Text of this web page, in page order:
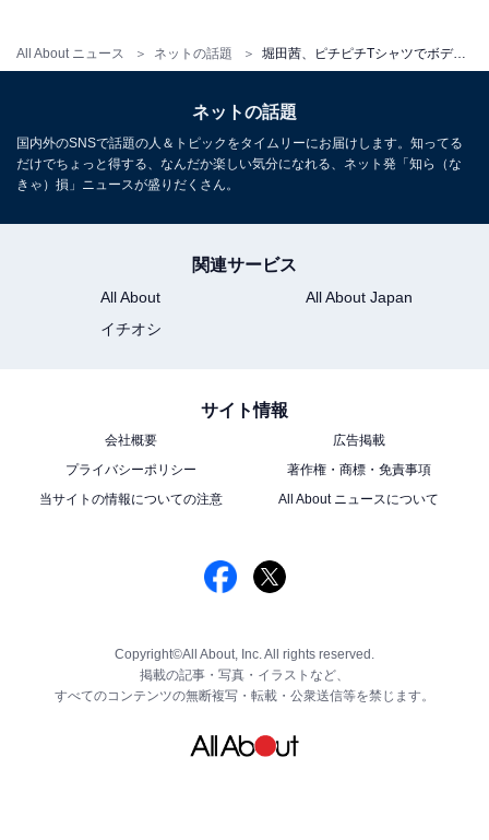
All About ニュース ネットの話題 堀田茜、ピチピチTシャツでボディラインくっきり＆おなかあらわ！ 「スタイルたまらんなぁ」「涼しそー」
ネットの話題
国内外のSNSで話題の人＆トピックをタイムリーにお届けします。知ってる
だけでちょっと得する、なんだか楽しい気分になれる、ネット発「知ら（な
きゃ）損」ニュースが盛りだくさん。
関連サービス
All About
All About Japan
イチオシ
サイト情報
会社概要
広告掲載
プライバシーポリシー
著作権・商標・免責事項
当サイトの情報についての注意
All About ニュースについて
Copyright©All About, Inc. All rights reserved.
掲載の記事・写真・イラストなど、
すべてのコンテンツの無断複写・転載・公衆送信等を禁じます。